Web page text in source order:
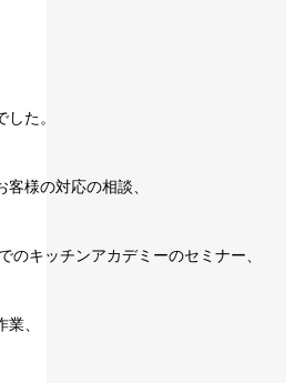
た。
様の対応の相談、
のキッチンアカデミーのセミナー、
、